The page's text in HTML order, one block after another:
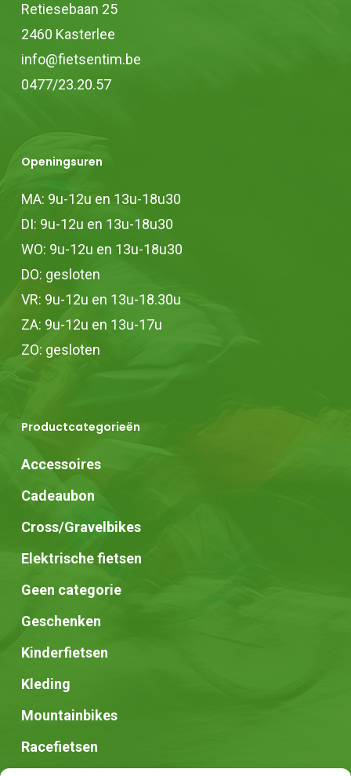
Retiesebaan 25
2460 Kasterlee
info@fietsentim.be
0477/23.20.57
Openingsuren
MA: 9u-12u en 13u-18u30
DI: 9u-12u en 13u-18u30
WO: 9u-12u en 13u-18u30
DO: gesloten
VR: 9u-12u en 13u-18.30u
ZA: 9u-12u en 13u-17u
ZO: gesloten
Productcategorieën
Accessoires
Cadeaubon
Cross/Gravelbikes
Elektrische fietsen
Geen categorie
Geschenken
Kinderfietsen
Kleding
Mountainbikes
Racefietsen